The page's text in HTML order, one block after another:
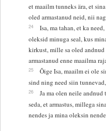
et maailm tunneks ära, et
oled armastanud neid, nii
24
Isa, ma tahan, et ka
oleksid minuga seal, kus
kirkust, mille sa oled andnud
armastanud enne maailma
25
Õige Isa, maailm ei ole
sind ning need siin
26
Ja ma olen neile andnud
seda, et armastus, millega
nendes ja mina oleksin